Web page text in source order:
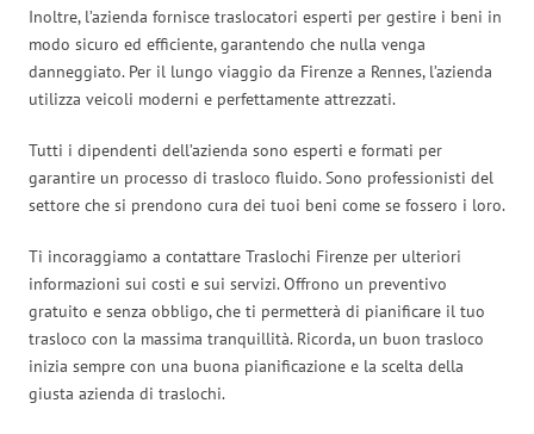
Inoltre, l’azienda fornisce traslocatori esperti per gestire i beni in
modo sicuro ed efficiente, garantendo che nulla venga
danneggiato. Per il lungo viaggio da Firenze a Rennes, l’azienda
utilizza veicoli moderni e perfettamente attrezzati.
Tutti i dipendenti dell’azienda sono esperti e formati per
garantire un processo di trasloco fluido. Sono professionisti del
settore che si prendono cura dei tuoi beni come se fossero i loro.
Ti incoraggiamo a contattare Traslochi Firenze per ulteriori
informazioni sui costi e sui servizi. Offrono un preventivo
gratuito e senza obbligo, che ti permetterà di pianificare il tuo
trasloco con la massima tranquillità. Ricorda, un buon trasloco
inizia sempre con una buona pianificazione e la scelta della
giusta azienda di traslochi.